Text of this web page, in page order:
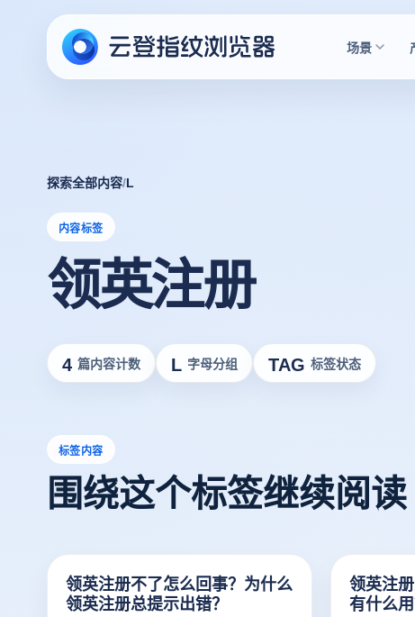
场景
探索全部内容/L
内容标签
领英注册
4 篇内容计数 L 字母分组 TAG 标签状态
标签内容
围绕这个标签继续阅读
领英注册不了怎么回事？为什么
领英注册总提示出错？
领英注
有什么用